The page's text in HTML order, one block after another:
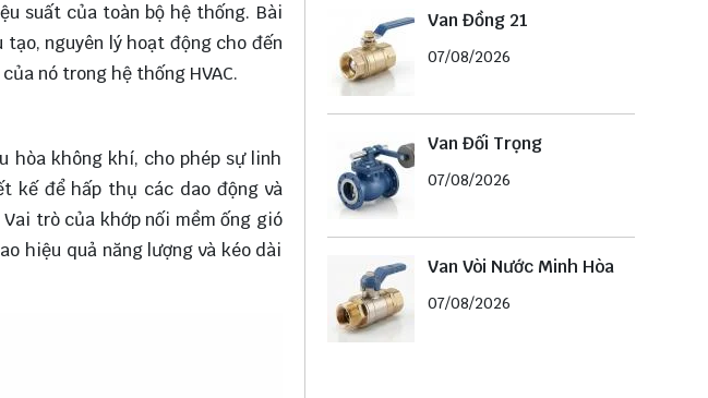
suất của toàn bộ hệ thống. Bài
nguyên lý hoạt động cho đến
nó trong hệ thống HVAC.
hòa không khí, cho phép sự linh
kế để hấp thụ các dao động và
trò của khớp nối mềm ống gió
hiệu quả năng lượng và kéo dài
Van Đồng 21
07/08/2026
Van Đối Trọng
07/08/2026
Van Vòi Nước Minh Hòa
07/08/2026